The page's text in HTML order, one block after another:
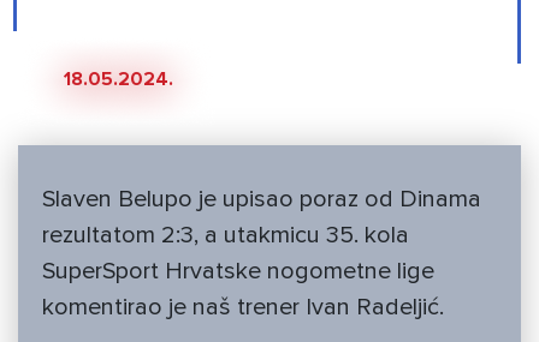
18.05.2024.
Slaven Belupo je upisao poraz od Dinama
rezultatom 2:3, a utakmicu 35. kola
SuperSport Hrvatske nogometne lige
komentirao je naš trener Ivan Radeljić.